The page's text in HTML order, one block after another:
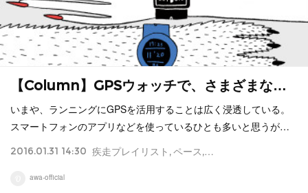
【Column】GPSウォッチで、さまざまな…
いまや、ランニングにGPSを活用することは広く浸透している。
スマートフォンのアプリなどを使っているひとも多いと思うが…
2016.01.31 14:30 疾走プレイリスト ペース 距離
awa-official